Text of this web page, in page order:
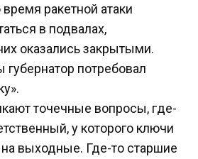
ракетной атаки
в подвалах,
оказались закрытыми.
губернатор потребовал
точечные вопросы, где-
у которого ключи
на выходные. Где-то старшие